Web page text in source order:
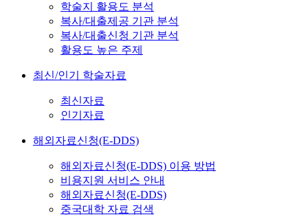
학술지 활용도 분석
복사/대출제공 기관 분석
복사/대출신청 기관 분석
활용도 높은 주제
최신/인기 학술자료
최신자료
인기자료
해외자료신청(E-DDS)
해외자료신청(E-DDS) 이용 방법
비용지원 서비스 안내
해외자료신청(E-DDS)
중국대학 자료 검색